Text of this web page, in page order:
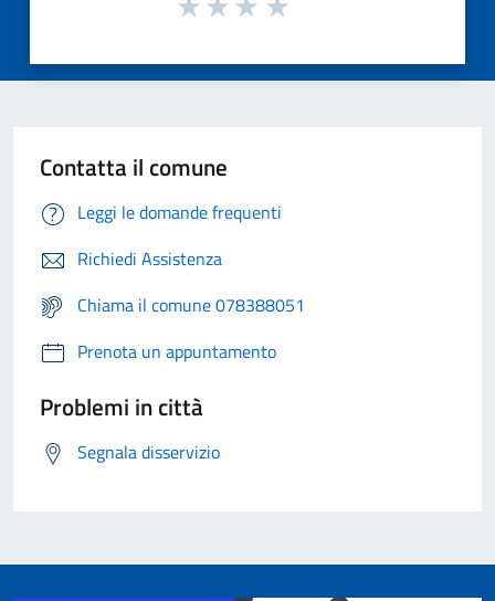
Contatta il comune
Leggi le domande frequenti
Richiedi Assistenza
Chiama il comune 078388051
Prenota un appuntamento
Problemi in città
Segnala disservizio